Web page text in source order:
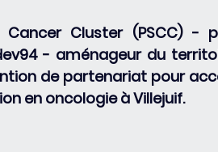
Cancer Cluster (PSCC) -
- aménageur du
de partenariat pour
en oncologie à Villejuif.